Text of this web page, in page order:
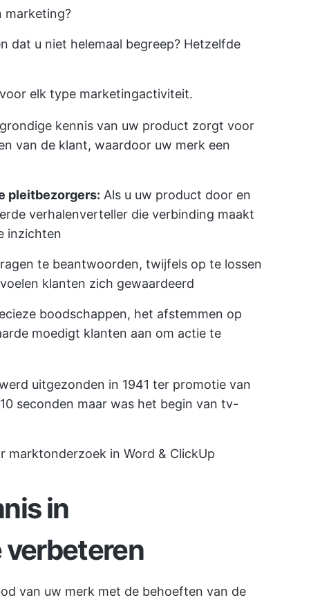
marketing?
dat u niet helemaal begreep? Hetzelfde
elk type marketingactiviteit.
kennis van uw product zorgt voor
van de klant, waardoor uw merk een
pleitbezorgers: Als u uw product door en
verhalenverteller die verbinding maakt
inzichten
te beantwoorden, twijfels op te lossen
klanten zich gewaardeerd
boodschappen, het afstemmen op
moedigt klanten aan om actie te
uitgezonden in 1941 ter promotie van
seconden maar was het begin van tv-
marktonderzoek in Word & ClickUp
in
van uw merk met de behoeften van de